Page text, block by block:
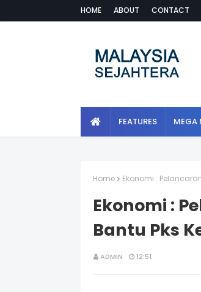
HOME ABOUT CONTACT
FEATURES MEGA
Home Ekonomi :
Ekonomi :
Bantu Pks
ADMIN 12:51